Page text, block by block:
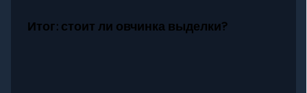
Итог: стоит ли овчинка выделки?